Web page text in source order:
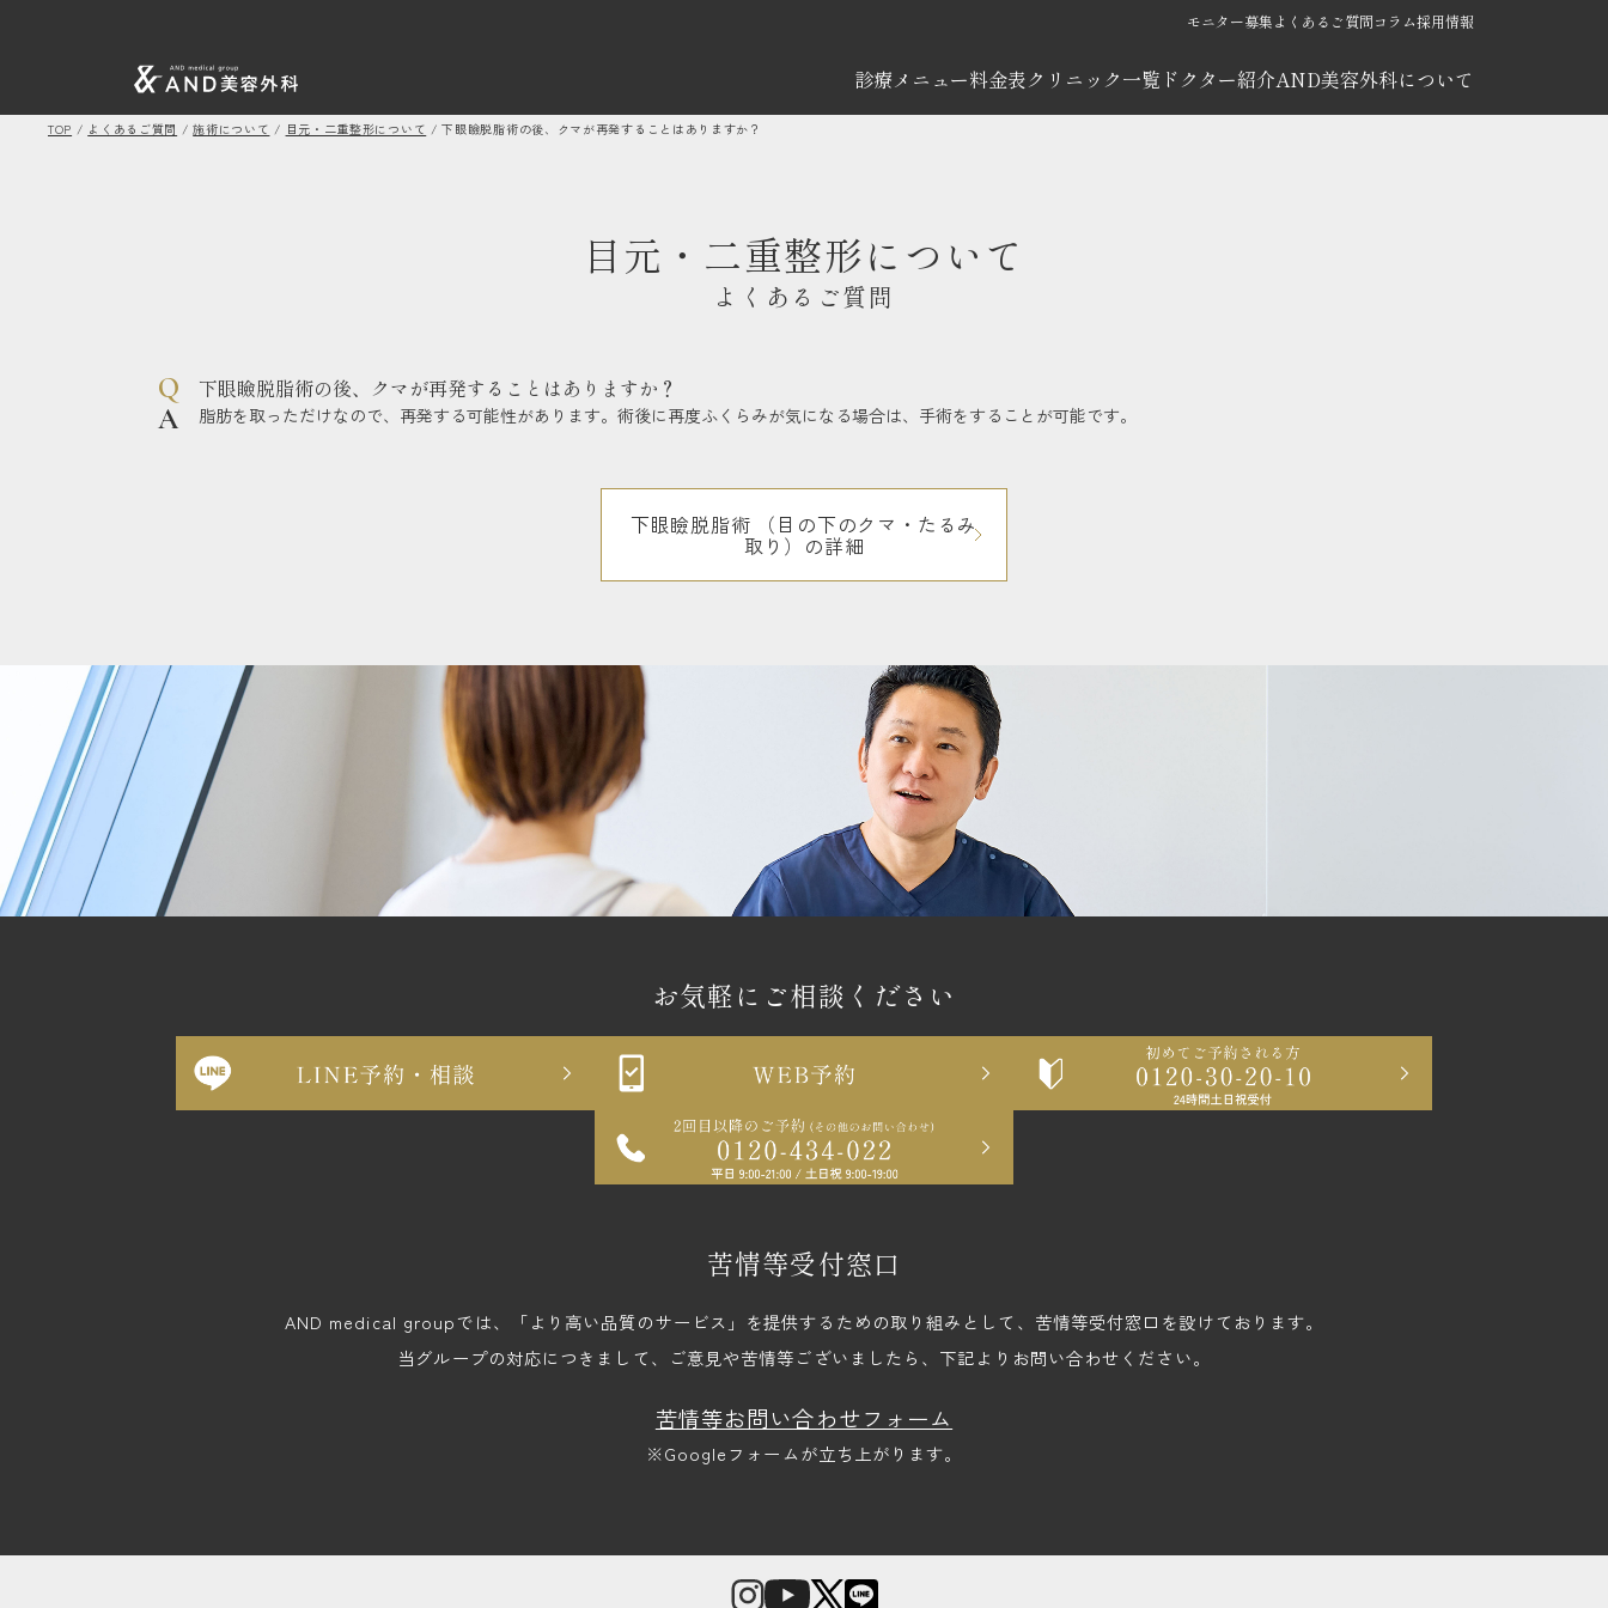
モニター募集よくあるご質問コラム採用情報
診療メニュー料金表クリニック一覧 ドクター紹介AND美容外科について
TOP / よくあるご質問 /施術について / 目元・二重整形について /下眼瞼脱脂術の後、クマが再発することはありますか？
目元・二重整形について
よくあるご質問
下眼瞼脱脂術の後、クマが再発することはありますか？
脂肪を取っただけなので、再発する可能性があります。術後に再度ふくらみが気になる場合は、手術をすることが可能です。
下眼瞼脱脂術 （目の下のクマ・たるみ
取り）の詳細
お気軽にご相談ください
苦情等受付窓口
AND medical groupでは、「より高い品質のサービス」を提供するための取り組みとして、苦情等受付窓口を設けております。
当グループの対応につきまして、ご意見や苦情等ございましたら、下記よりお問い合わせください。
苦情等お問い合わせフォーム
※Googleフォームが立ち上がります。